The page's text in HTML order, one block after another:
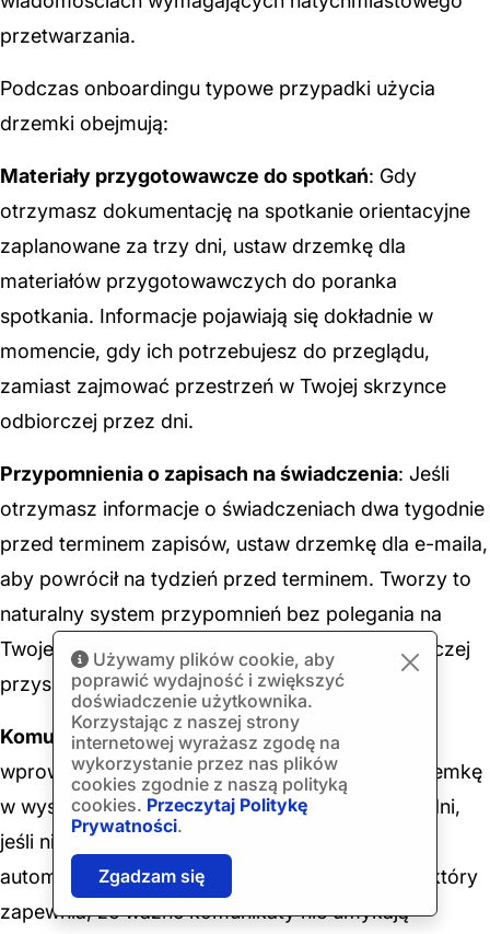
przetwarzania.
Podczas onboardingu typowe przypadki użycia
drzemki obejmują:
Materiały przygotowawcze do spotkań: Gdy
otrzymasz dokumentację na spotkanie orientacyjne
zaplanowane za trzy dni, ustaw drzemkę dla
materiałów przygotowawczych do poranka
spotkania. Informacje pojawiają się dokładnie w
momencie, gdy ich potrzebujesz do przeglądu,
zamiast zajmować przestrzeń w Twojej skrzynce
odbiorczej przez dni.
Przypomnienia o zapisach na świadczenia: Jeśli
otrzymasz informacje o świadczeniach dwa tygodnie
przed terminem zapisów, ustaw drzemkę dla e-maila,
aby powrócił na tydzień przed terminem. Tworzy to
naturalny system przypomnień bez polegania na
Twojej pamięci lub zatorowania skrzynki odbiorczej
przyszłymi e-mailami.
Komunikacje follow-up: Po wysłaniu
wprowadzającego e-maila do kolegi, ustaw drzemkę
w wysłanej wiadomości, aby powróciła za trzy dni,
jeśli nie otrzymasz odpowiedzi. Tworzy to
automatyczny system przypomnień follow-up, który
zapewnia, że ważne komunikaty nie umykają
Używamy plików cookie, aby
poprawić wydajność i zwiększyć
doświadczenie użytkownika.
Korzystając z naszej strony
internetowej wyrażasz zgodę na
wykorzystanie przez nas plików
cookies zgodnie z naszą polityką
cookies. Przeczytaj Politykę
Prywatności.
Zgadzam się